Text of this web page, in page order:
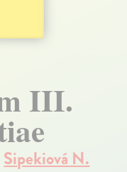
III.
Sipekiová N.